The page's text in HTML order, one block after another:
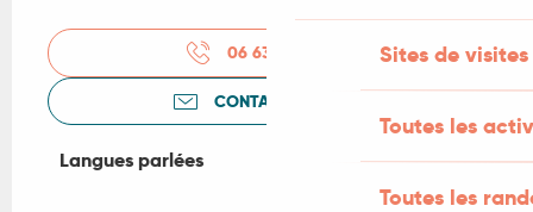
Sites de visites
Toutes les
Toutes les
06 63 52 97
CONTACTEZ-NOUS
Langues parlées
Langues parlées